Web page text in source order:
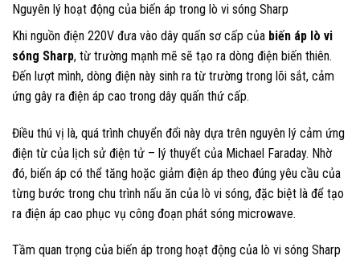
Nguyên lý hoạt động của biến áp trong lò vi sóng Sharp
Khi nguồn điện 220V đưa vào dây quấn sơ cấp của biến áp lò vi
sóng Sharp, từ trường mạnh mẽ sẽ tạo ra dòng điện biến thiên.
Đến lượt mình, dòng điện này sinh ra từ trường trong lõi sắt, cảm
ứng gây ra điện áp cao trong dây quấn thứ cấp.
Điều thú vị là, quá trình chuyển đổi này dựa trên nguyên lý cảm ứng
điện từ của lịch sử điện tử – lý thuyết của Michael Faraday. Nhờ
đó, biến áp có thể tăng hoặc giảm điện áp theo đúng yêu cầu của
từng bước trong chu trình nấu ăn của lò vi sóng, đặc biệt là để tạo
ra điện áp cao phục vụ công đoạn phát sóng microwave.
Tầm quan trọng của biến áp trong hoạt động của lò vi sóng Sharp